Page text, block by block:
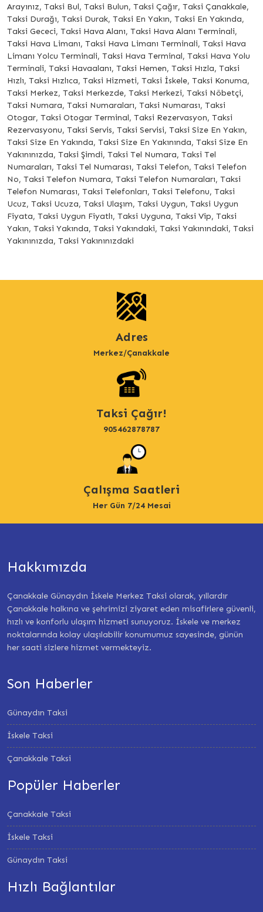
Arayınız, Taksi Bul, Taksi Bulun, Taksi Çağır, Taksi Çanakkale,
Taksi Durağı, Taksi Durak, Taksi En Yakın, Taksi En Yakında,
Taksi Gececi, Taksi Hava Alanı, Taksi Hava Alanı Terminali,
Taksi Hava Limanı, Taksi Hava Limanı Terminali, Taksi Hava
Limanı Yolcu Terminali, Taksi Hava Terminal, Taksi Hava Yolu
Terminali, Taksi Havaalanı, Taksi Hemen, Taksi Hızla, Taksi
Hızlı, Taksi Hızlıca, Taksi Hizmeti, Taksi İskele, Taksi Konuma,
Taksi Merkez, Taksi Merkezde, Taksi Merkezi, Taksi Nöbetçi,
Taksi Numara, Taksi Numaraları, Taksi Numarası, Taksi
Otogar, Taksi Otogar Terminal, Taksi Rezervasyon, Taksi
Rezervasyonu, Taksi Servis, Taksi Servisi, Taksi Size En Yakın,
Taksi Size En Yakında, Taksi Size En Yakınında, Taksi Size En
Yakınınızda, Taksi Şimdi, Taksi Tel Numara, Taksi Tel
Numaraları, Taksi Tel Numarası, Taksi Telefon, Taksi Telefon
No, Taksi Telefon Numara, Taksi Telefon Numaraları, Taksi
Telefon Numarası, Taksi Telefonları, Taksi Telefonu, Taksi
Ucuz, Taksi Ucuza, Taksi Ulaşım, Taksi Uygun, Taksi Uygun
Fiyata, Taksi Uygun Fiyatlı, Taksi Uyguna, Taksi Vip, Taksi
Yakın, Taksi Yakında, Taksi Yakındaki, Taksi Yakınındaki, Taksi
Yakınınızda, Taksi Yakınınızdaki
Adres
Merkez/Çanakkale
Taksi Çağır!
905462878787
Çalışma Saatleri
Her Gün 7/24 Mesai
Hakkımızda
Çanakkale Günaydın İskele Merkez Taksi olarak, yıllardır
Çanakkale halkına ve şehrimizi ziyaret eden misafirlere güvenli,
hızlı ve konforlu ulaşım hizmeti sunuyoruz. İskele ve merkez
noktalarında kolay ulaşılabilir konumumuz sayesinde, günün
her saati sizlere hizmet vermekteyiz.
Son Haberler
Günaydın Taksi
İskele Taksi
Çanakkale Taksi
Popüler Haberler
Çanakkale Taksi
İskele Taksi
Günaydın Taksi
Hızlı Bağlantılar